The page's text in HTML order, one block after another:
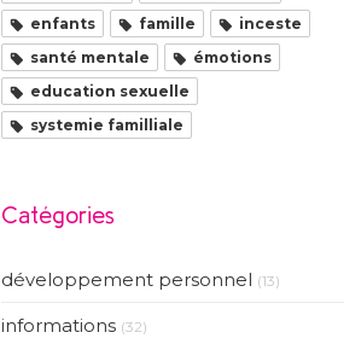
enfants
famille
inceste
santé mentale
émotions
education sexuelle
systemie familliale
Catégories
développement personnel (13)
informations (32)